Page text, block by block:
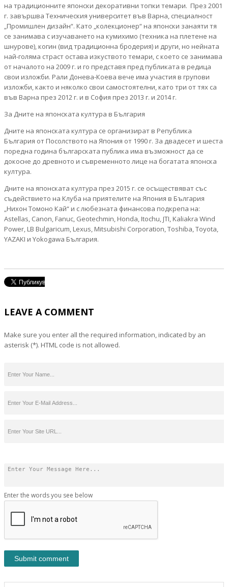
на традиционните японски декоративни топки темари. През 2001
г. завършва Техническия университет във Варна, специалност
„Промишлен дизайн“. Като „колекционер“ на японски занаяти тя
се занимава с изучаването на кумихимо (техника на плетене на
шнурове), когин (вид традиционна бродерия) и други, но нейната
най-голяма страст остава изкуството темари, с което се занимава
от началото на 2009 г. и го представя пред публиката в редица
свои изложби. Рали Донева-Коева вече има участия в групови
изложби, както и няколко свои самостоятелни, като три от тях са
във Варна през 2012 г. и в София през 2013 г. и 2014 г.
За Дните на японската култура в България
Дните на японската култура се организират в Република
България от Посолството на Япония от 1990 г. За двадесет и шеста
поредна година българската публика има възможност да се
докосне до древното и съвременното лице на богатата японска
култура.
Дните на японската култура през 2015 г. се осъществяват със
съдействието на Клуба на приятелите на Япония в България
„Нихон Томоно Кай“ и с любезната финансова подкрепа на:
Astellas, Canon, Fanuc, Geotechmin, Honda, Itochu, JTI, Kaliakra Wind
Power, LB Bulgaricum, Lexus, Mitsubishi Corporation, Toshiba, Toyota,
YAZAKI и Yokogawa България.
LEAVE A COMMENT
Make sure you enter all the required information, indicated by an
asterisk (*). HTML code is not allowed.
Enter the words you see below